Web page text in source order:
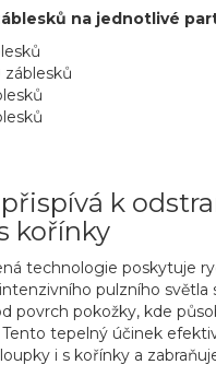
na jednotlivé
záblesků
k
kořínky
technologie poskytuje
pulzního světla
povrch pokožky, kde
tepelný účinek
i s kořínky a